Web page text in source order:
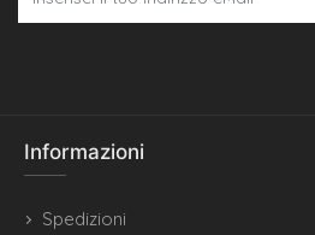
Informazioni
Spedizioni